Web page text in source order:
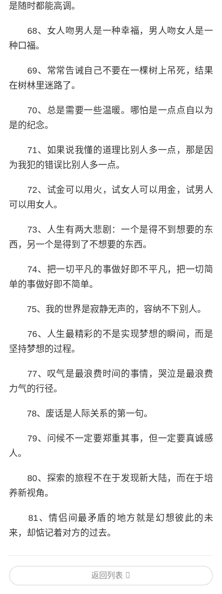
是随时都能高调。
68、女人吻男人是一种幸福，男人吻女人是一
种口福。
69、常常告诫自己不要在一棵树上吊死，结果
在树林里迷路了。
70、总是需要一些温暖。哪怕是一点点自以为
是的纪念。
71、如果说我懂的道理比别人多一点，那是因
为我犯的错误比别人多一点。
72、试金可以用火，试女人可以用金，试男人
可以用女人。
73、人生有两大悲剧：一个是得不到想要的东
西，另一个是得到了不想要的东西。
74、把一切平凡的事做好即不平凡，把一切简
单的事做好即不简单。
75、我的世界是寂静无声的，容纳不下别人。
76、人生最精彩的不是实现梦想的瞬间，而是
坚持梦想的过程。
77、叹气是最浪费时间的事情，哭泣是最浪费
力气的行径。
78、废话是人际关系的第一句。
79、问候不一定要郑重其事，但一定要真诚感
人。
80、探索的旅程不在于发现新大陆，而在于培
养新视角。
81、情侣间最矛盾的地方就是幻想彼此的未
来，却惦记着对方的过去。
返回列表